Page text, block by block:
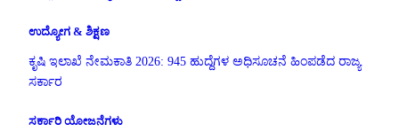
ಉದ್ಯೋಗ & ಶಿಕ್ಷಣ
ಕೃಷಿ ಇಲಾಖೆ ನೇಮಕಾತಿ 2026: 945 ಹುದ್ದೆಗಳ ಅಧಿಸೂಚನೆ ಹಿಂಪಡೆದ ರಾಜ್ಯ
ಸರ್ಕಾರ
ಸರ್ಕಾರಿ ಯೋಜನೆಗಳು